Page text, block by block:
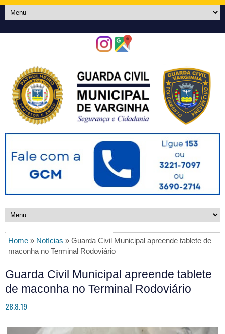
Home » Notícias » Guarda Civil Municipal apreende tablete de
maconha no Terminal Rodoviário
Guarda Civil Municipal apreende tablete
de maconha no Terminal Rodoviário
28.8.19